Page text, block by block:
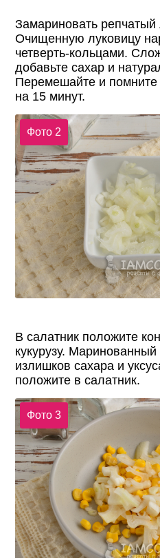
Замариновать репчатый
Очищенную луковицу
четверть-кольцами.
добавьте сахар и
Перемешайте и помните
на 15 минут.
Фото 2
В салатник положите
кукурузу.
излишков сахара и
положите в салатник.
Фото 3